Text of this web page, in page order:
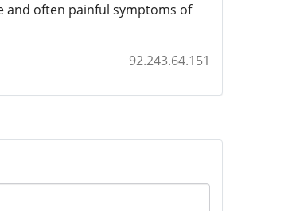
often painful symptoms of
92.243.64.151